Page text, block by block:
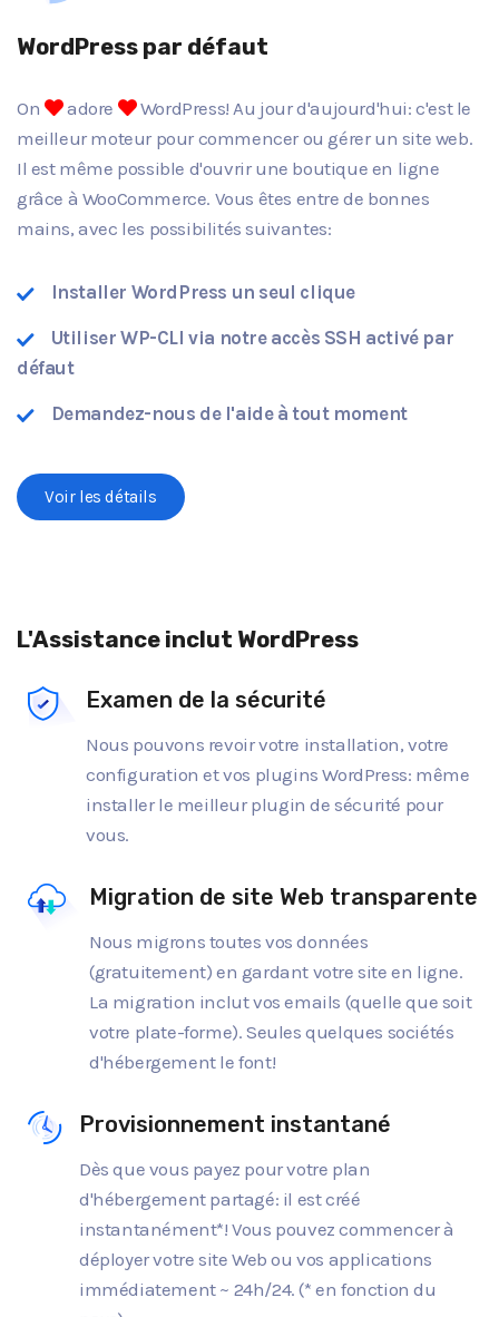
WordPress par défaut
On adore
WordPress! Au jour d'aujourd'hui: c'est le
meilleur moteur pour commencer ou gérer un site web.
Il est même possible d'ouvrir une boutique en ligne
grâce à WooCommerce. Vous êtes entre de bonnes
mains, avec les possibilités suivantes:
Installer WordPress un seul clique
Utiliser WP-CLI via notre accès SSH activé par
défaut
Demandez-nous de l'aide à tout moment
Voir les détails
L'Assistance inclut WordPress
Examen de la sécurité
Nous pouvons revoir votre installation, votre
configuration et vos plugins WordPress: même
installer le meilleur plugin de sécurité pour
vous.
Migration de site Web transparente
Nous migrons toutes vos données
(gratuitement) en gardant votre site en ligne.
La migration inclut vos emails (quelle que soit
votre plate-forme). Seules quelques sociétés
d'hébergement le font!
Provisionnement instantané
Dès que vous payez pour votre plan
d'hébergement partagé: il est créé
instantanément*! Vous pouvez commencer à
déployer votre site Web ou vos applications
immédiatement ~ 24h/24. (* en fonction du